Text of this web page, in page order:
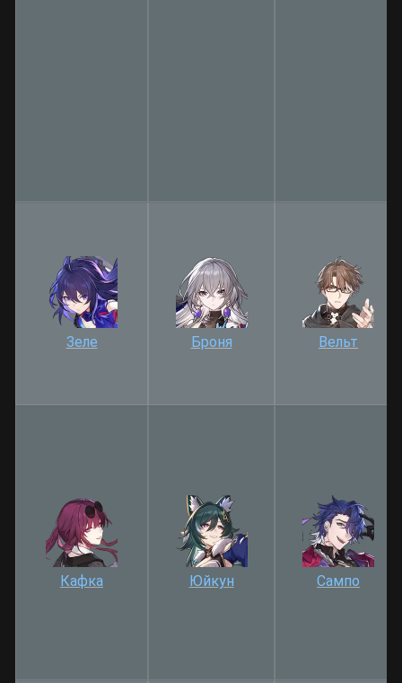
Зеле Броня Вельт
Кафка Юйкун Сампо